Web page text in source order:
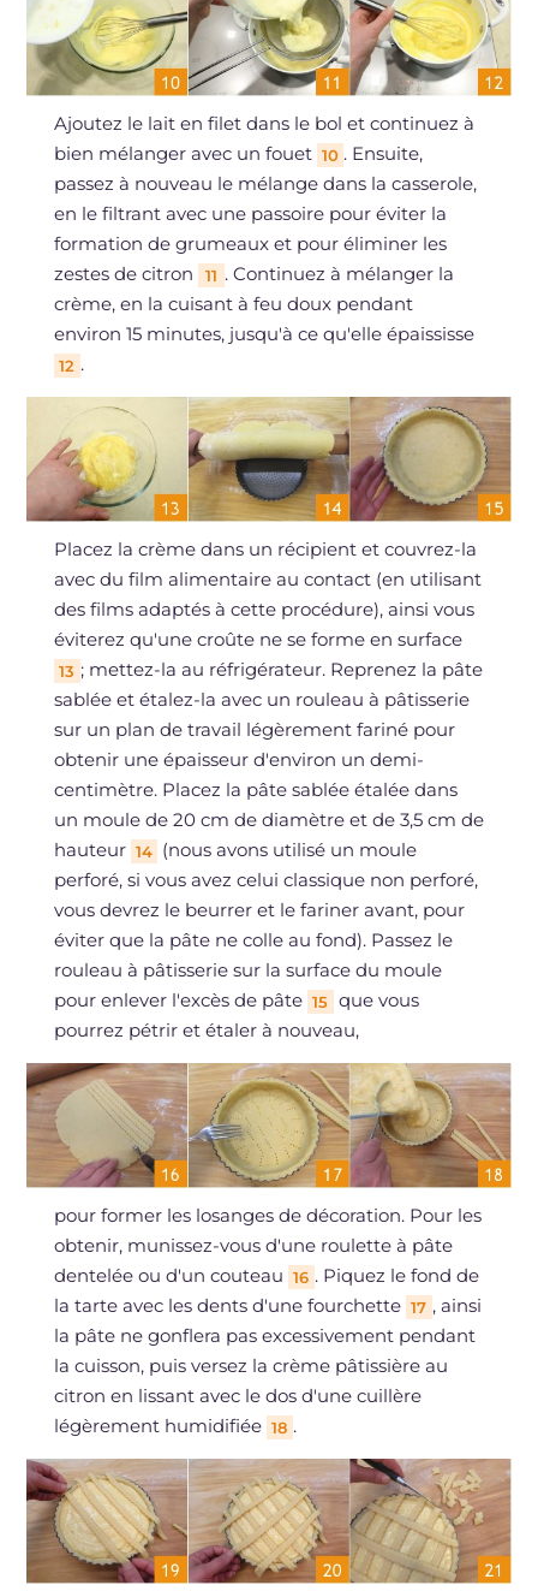
Ajoutez le lait en filet dans le bol et continuez à
bien mélanger avec un fouet 10 . Ensuite,
passez à nouveau le mélange dans la casserole,
en le filtrant avec une passoire pour éviter la
formation de grumeaux et pour éliminer les
zestes de citron
11 . Continuez à mélanger la
crème, en la cuisant à feu doux pendant
environ 15 minutes, jusqu'à ce qu'elle épaississe
12 .
Placez la crème dans un récipient et couvrez-la
avec du film alimentaire au contact (en utilisant
des films adaptés à cette procédure), ainsi vous
éviterez qu'une croûte ne se forme en surface
13 ; mettez-la au réfrigérateur. Reprenez la pâte
sablée et étalez-la avec un rouleau à pâtisserie
sur un plan de travail légèrement fariné pour
obtenir une épaisseur d'environ un demi-
centimètre. Placez la pâte sablée étalée dans
un moule de 20 cm de diamètre et de 3,5 cm de
hauteur 14 (nous avons utilisé un moule
perforé, si vous avez celui classique non perforé,
vous devrez le beurrer et le fariner avant, pour
éviter que la pâte ne colle au fond). Passez le
rouleau à pâtisserie sur la surface du moule
pour enlever l'excès de pâte 15 que vous
pourrez pétrir et étaler à nouveau,
pour former les losanges de décoration. Pour les
obtenir, munissez-vous d'une roulette à pâte
dentelée ou d'un couteau 16 . Piquez le fond de
la tarte avec les dents d'une fourchette 17 , ainsi
la pâte ne gonflera pas excessivement pendant
la cuisson, puis versez la crème pâtissière au
citron en lissant avec le dos d'une cuillère
légèrement humidifiée 18 .